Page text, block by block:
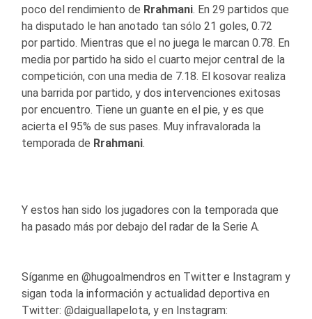
poco del rendimiento de Rrahmani. En 29 partidos que
ha disputado le han anotado tan sólo 21 goles, 0.72
por partido. Mientras que el no juega le marcan 0.78. En
media por partido ha sido el cuarto mejor central de la
competición, con una media de 7.18. El kosovar realiza
una barrida por partido, y dos intervenciones exitosas
por encuentro. Tiene un guante en el pie, y es que
acierta el 95% de sus pases. Muy infravalorada la
temporada de Rrahmani.
Y estos han sido los jugadores con la temporada que
ha pasado más por debajo del radar de la Serie A.
Síganme en @hugoalmendros en Twitter e Instagram y
sigan toda la información y actualidad deportiva en
Twitter: @daiguallapelota, y en Instagram: